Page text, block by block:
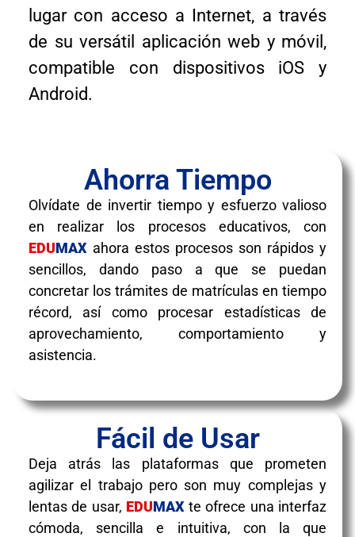
lugar con acceso a Internet, a través
de su versátil aplicación web y móvil,
compatible con dispositivos iOS y
Android.
Ahorra Tiempo
Olvídate de invertir tiempo y esfuerzo valioso
en realizar los procesos educativos, con
EDUMAX ahora estos procesos son rápidos y
sencillos, dando paso a que se puedan
concretar los trámites de matrículas en tiempo
récord, así como procesar estadísticas de
aprovechamiento, comportamiento y
asistencia.
Fácil de Usar
Deja atrás las plataformas que prometen
agilizar el trabajo pero son muy complejas y
lentas de usar, EDUMAXte ofrece una interfaz
cómoda, sencilla e intuitiva, con la que